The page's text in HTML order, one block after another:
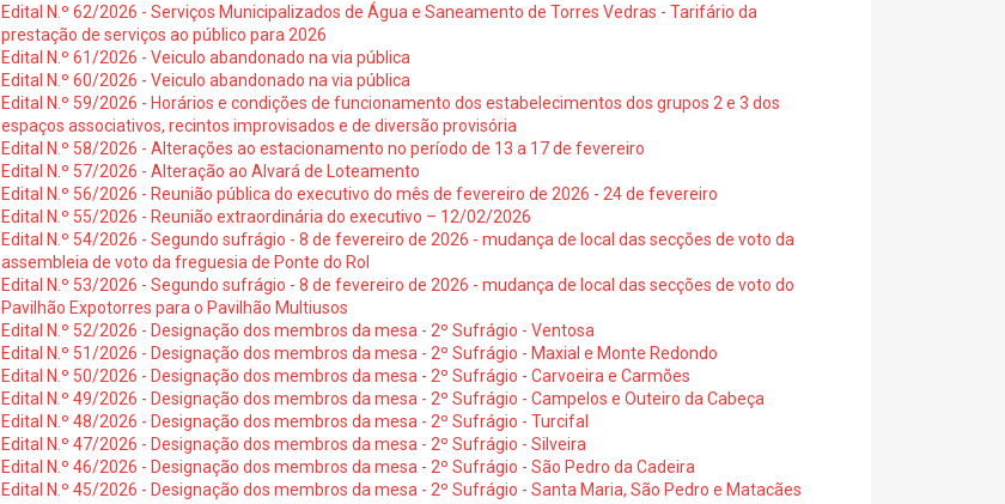
Edital N.º 62/2026 - Serviços Municipalizados de Água e Saneamento de Torres Vedras - Tarifário da
prestação de serviços ao público para 2026
Edital N.º 61/2026 - Veiculo abandonado na via pública
Edital N.º 60/2026 - Veiculo abandonado na via pública
Edital N.º 59/2026 - Horários e condições de funcionamento dos estabelecimentos dos grupos 2 e 3 dos
espaços associativos, recintos improvisados e de diversão provisória
Edital N.º 58/2026 - Alterações ao estacionamento no período de 13 a 17 de fevereiro
Edital N.º 57/2026 - Alteração ao Alvará de Loteamento
Edital N.º 56/2026 - Reunião pública do executivo do mês de fevereiro de 2026 - 24 de fevereiro
Edital N.º 55/2026 - Reunião extraordinária do executivo – 12/02/2026
Edital N.º 54/2026 - Segundo sufrágio - 8 de fevereiro de 2026 - mudança de local das secções de voto da
assembleia de voto da freguesia de Ponte do Rol
Edital N.º 53/2026 - Segundo sufrágio - 8 de fevereiro de 2026 - mudança de local das secções de voto do
Pavilhão Expotorres para o Pavilhão Multiusos
Edital N.º 52/2026 - Designação dos membros da mesa - 2º Sufrágio - Ventosa
Edital N.º 51/2026 - Designação dos membros da mesa - 2º Sufrágio - Maxial e Monte Redondo
Edital N.º 50/2026 - Designação dos membros da mesa - 2º Sufrágio - Carvoeira e Carmões
Edital N.º 49/2026 - Designação dos membros da mesa - 2º Sufrágio - Campelos e Outeiro da Cabeça
Edital N.º 48/2026 - Designação dos membros da mesa - 2º Sufrágio - Turcifal
Edital N.º 47/2026 - Designação dos membros da mesa - 2º Sufrágio - Silveira
Edital N.º 46/2026 - Designação dos membros da mesa - 2º Sufrágio - São Pedro da Cadeira
Edital N.º 45/2026 - Designação dos membros da mesa - 2º Sufrágio - Santa Maria, São Pedro e Matacães